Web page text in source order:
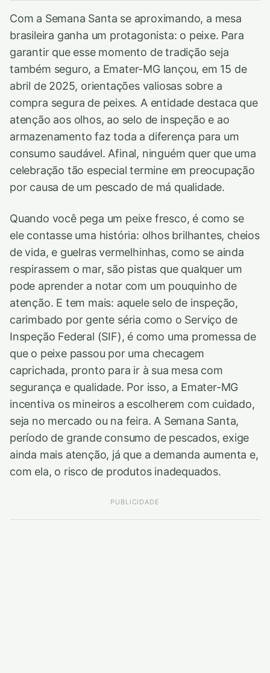
Com a Semana Santa se aproximando, a mesa
brasileira ganha um protagonista: o peixe. Para
garantir que esse momento de tradição seja
também seguro, a Emater-MG lançou, em 15 de
abril de 2025, orientações valiosas sobre a
compra segura de peixes. A entidade destaca que
atenção aos olhos, ao selo de inspeção e ao
armazenamento faz toda a diferença para um
consumo saudável. Afinal, ninguém quer que uma
celebração tão especial termine em preocupação
por causa de um pescado de má qualidade.
Quando você pega um peixe fresco, é como se
ele contasse uma história: olhos brilhantes, cheios
de vida, e guelras vermelhinhas, como se ainda
respirassem o mar, são pistas que qualquer um
pode aprender a notar com um pouquinho de
atenção. E tem mais: aquele selo de inspeção,
carimbado por gente séria como o Serviço de
Inspeção Federal (SIF), é como uma promessa de
que o peixe passou por uma checagem
caprichada, pronto para ir à sua mesa com
segurança e qualidade. Por isso, a Emater-MG
incentiva os mineiros a escolherem com cuidado,
seja no mercado ou na feira. A Semana Santa,
período de grande consumo de pescados, exige
ainda mais atenção, já que a demanda aumenta e,
com ela, o risco de produtos inadequados.
PUBLICIDADE